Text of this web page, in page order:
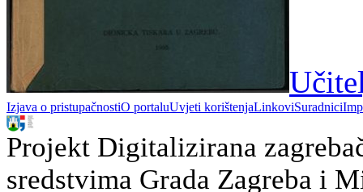
Izjava o pristupačnostiO portaluUvjeti korištenjaLinkoviSuradnici
Projekt Digitalizirana
sredstvima Grada Zagreba i